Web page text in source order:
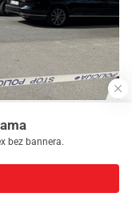
bez bannera.